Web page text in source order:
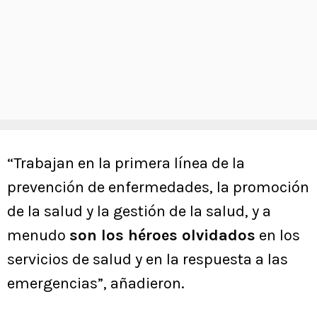
“Trabajan en la primera línea de la
prevención de enfermedades, la promoción
de la salud y la gestión de la salud, y a
menudo son los héroes olvidados en los
servicios de salud y en la respuesta a las
emergencias”, añadieron.